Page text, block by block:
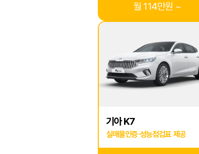
월 114만원 ~
기아 K7
실매물인증·성능점검표 제공